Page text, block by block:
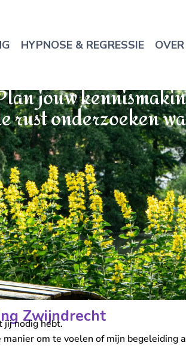
HYPNOSE & REGRESSIE
jouw
rust onderzoeken
Zwijndrecht
jij nodig hebt.
om te voelen of mijn begeleiding